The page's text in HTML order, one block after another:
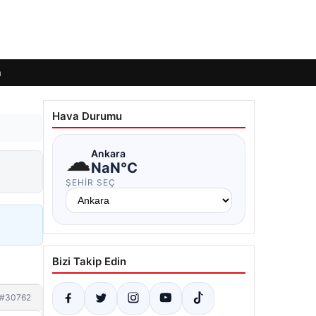
#30762
Hava Durumu
☁Ankara
NaN°C
ŞEHIR SEÇ
Bizi Takip Edin